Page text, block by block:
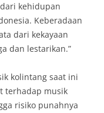
kehidupan
Keberadaan
dari kekayaan
dan lestarikan.”
kolintang saat ini
terhadap musik
risiko punahnya